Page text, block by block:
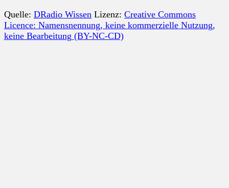
Quelle: DRadio Wissen Lizenz: Creative Commons
Licence: Namensnennung, keine kommerzielle Nutzung,
keine Bearbeitung (BY-NC-CD)